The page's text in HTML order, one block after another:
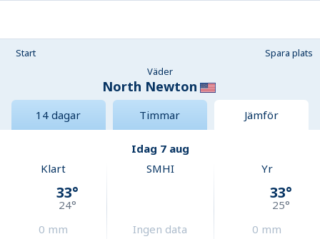
Start
Spara plats
Väder
North Newton
14 dagar Timmar Jämför
Idag 7 aug
Klart
33°
24°
0 mm
SMHI
Ingen data
Yr
33°
25°
0 mm